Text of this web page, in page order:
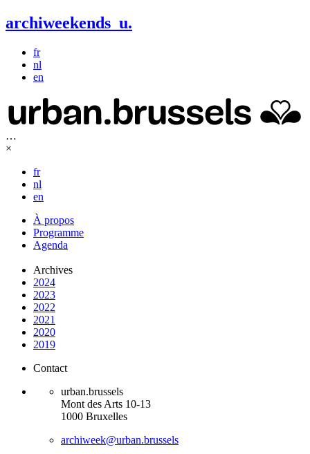
archiweekends u.
fr
nl
en
…
×
fr
nl
en
À propos
Programme
Agenda
Archives
2024
2023
2022
2021
2020
2019
Contact
urban.brussels
Mont des Arts 10-13
1000 Bruxelles
archiweek@urban.brussels